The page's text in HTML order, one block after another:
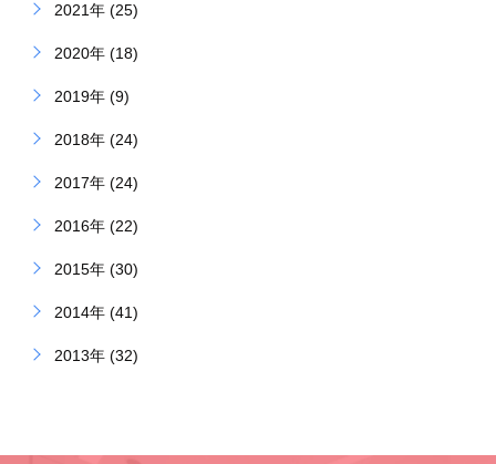
2021年 (25)
2020年 (18)
2019年 (9)
2018年 (24)
2017年 (24)
2016年 (22)
2015年 (30)
2014年 (41)
2013年 (32)